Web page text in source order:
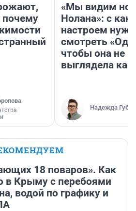
«Мы видим
Нолана»: с
настроем
смотреть
чтобы она не
выглядела как
Надежда
18 поваров». Как
в Крыму с перебоями
водой по графику и